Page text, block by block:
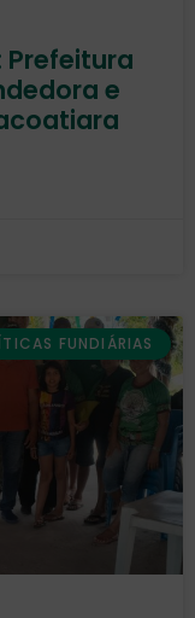
Prefeitura
e
FUNDIÁRIAS